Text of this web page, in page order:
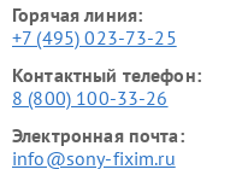
Горячая линия:
+7 (495) 023-73-25
Контактный телефон:
8 (800) 100-33-26
Электронная почта:
info@sony-fixim.ru